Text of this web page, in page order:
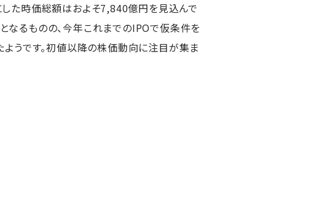
た時価総額はおよそ7,840億円を見込んで
なるものの、今年これまでのIPOで仮条件を
うです。初値以降の株価動向に注目が集ま